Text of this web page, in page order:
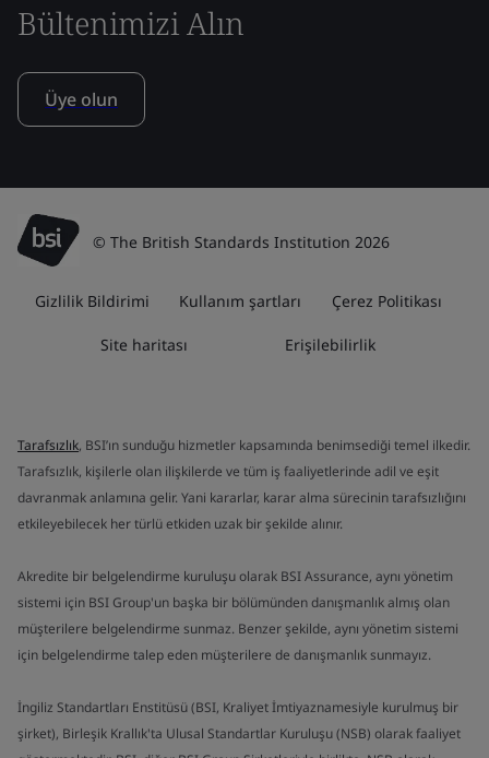
Bültenimizi Alın
Üye olun
© The British Standards Institution 2026
Gizlilik Bildirimi Kullanım şartları Çerez Politikası
Site haritası Erişilebilirlik
Tarafsızlık, BSI’ın sunduğu hizmetler kapsamında benimsediği temel ilkedir.
Tarafsızlık, kişilerle olan ilişkilerde ve tüm iş faaliyetlerinde adil ve eşit
davranmak anlamına gelir. Yani kararlar, karar alma sürecinin tarafsızlığını
etkileyebilecek her türlü etkiden uzak bir şekilde alınır.
Akredite bir belgelendirme kuruluşu olarak BSI Assurance, aynı yönetim
sistemi için BSI Group'un başka bir bölümünden danışmanlık almış olan
müşterilere belgelendirme sunmaz. Benzer şekilde, aynı yönetim sistemi
için belgelendirme talep eden müşterilere de danışmanlık sunmayız.
İngiliz Standartları Enstitüsü (BSI, Kraliyet İmtiyaznamesiyle kurulmuş bir
şirket), Birleşik Krallık'ta Ulusal Standartlar Kuruluşu (NSB) olarak faaliyet